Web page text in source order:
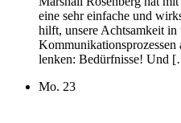
eine sehr einfache und
hilft, unsere Achtsamkeit in
Kommunikationsprozessen
lenken: Bedürfnisse! Und
Mo. 23